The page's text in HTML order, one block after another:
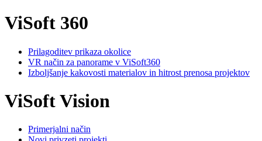
ViSoft 360
Prilagoditev prikaza okolice
VR način za panorame v ViSoft360
Izboljšanje kakovosti materialov in hitrost prenosa projektov
ViSoft Vision
Primerjalni način